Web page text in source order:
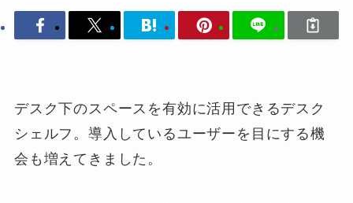
デスク下のスペースを有効に活用できるデスク
シェルフ。導入しているユーザーを目にする機
会も増えてきました。